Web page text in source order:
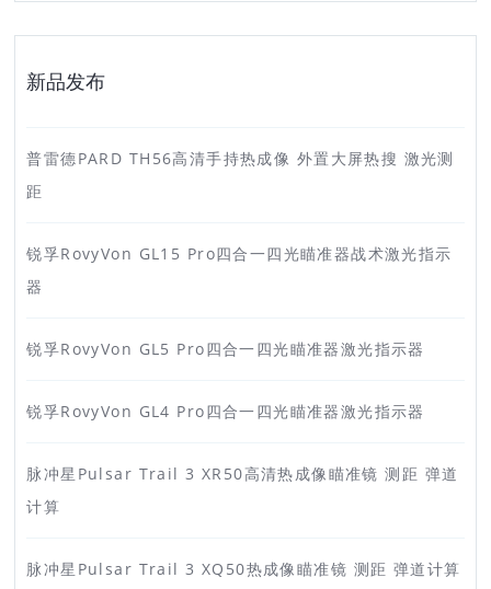
新品发布
普雷德PARD TH56高清手持热成像 外置大屏热搜 激光测
距
锐孚RovyVon GL15 Pro四合一四光瞄准器战术激光指示
器
锐孚RovyVon GL5 Pro四合一四光瞄准器激光指示器
锐孚RovyVon GL4 Pro四合一四光瞄准器激光指示器
脉冲星Pulsar Trail 3 XR50高清热成像瞄准镜 测距 弹道
计算
脉冲星Pulsar Trail 3 XQ50热成像瞄准镜 测距 弹道计算